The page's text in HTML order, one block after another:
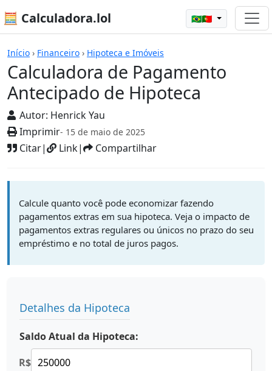
🧮 Calculadora.lol 🇧🇷🇵🇹
Início › Financeiro › Hipoteca e Imóveis
Calculadora de Pagamento
Antecipado de Hipoteca
Autor: Henrick Yau
Imprimir- 15 de maio de 2025
Citar| Link| Compartilhar
Calculadoras
Calcule quanto você pode economizar fazendo
pagamentos extras em sua hipoteca. Veja o impacto de
pagamentos extras regulares ou únicos no prazo do seu
empréstimo e no total de juros pagos.
Detalhes da Hipoteca
Saldo Atual da Hipoteca:
R$